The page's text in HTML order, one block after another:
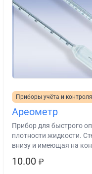
Приборы учёта и контроля
Ареометр
Прибор для быстрого
плотности жидкости.
внизу и имеющая на
10.00 ₽